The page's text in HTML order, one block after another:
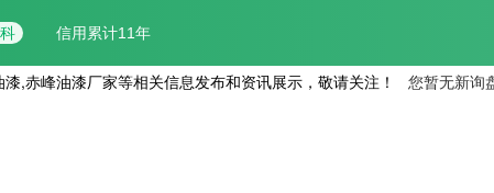
,赤峰油漆厂家等相关信息发布和资讯展示，敬请关注！ 您暂无新询